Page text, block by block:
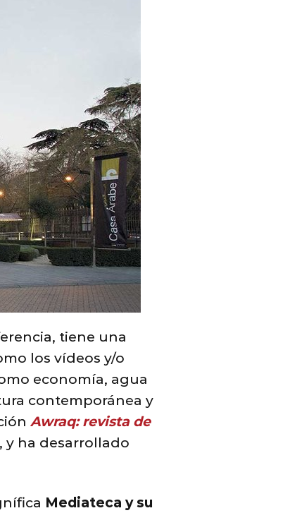
tiene una
los vídeos y/o
economía, agua
contemporánea y
Awraq: revista de
y ha desarrollado
Mediateca y su